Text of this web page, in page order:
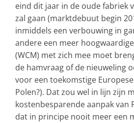
eind dit jaar in de oude fabriek
zal gaan (marktdebuut begin
inmiddels een verbouwing in
andere een meer
(WCM) met zich mee moet
de hamvraag of de nieuweling
voor een toekomstige
Polen?). Dat zou wel in lijn zijn
kostenbesparende aanpak van
dat in principe nooit meer een